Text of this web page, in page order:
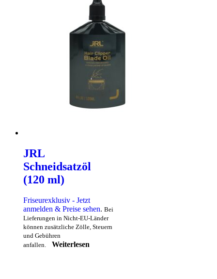
JRL
Schneidsatzöl
(120 ml)
Friseurexklusiv - Jetzt
anmelden & Preise sehen. Bei
Lieferungen in Nicht-EU-Länder
können zusätzliche Zölle, Steuern
und Gebühren
anfallen.
Weiterlesen